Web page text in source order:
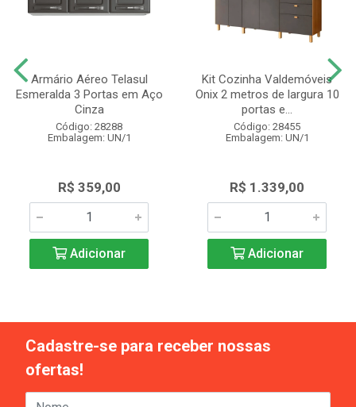
Armário Aéreo Telasul
Esmeralda 3 Portas em Aço
Cinza
Código: 28288
Embalagem: UN/1
R$ 359,00
Adicionar
Kit Cozinha Valdemóveis
Onix 2 metros de largura 10
portas e...
Código: 28455
Embalagem: UN/1
R$ 1.339,00
Adicionar
Cadastre-se para receber nossas
ofertas!